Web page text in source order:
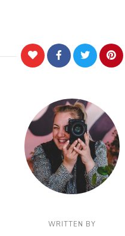
WRITTEN BY